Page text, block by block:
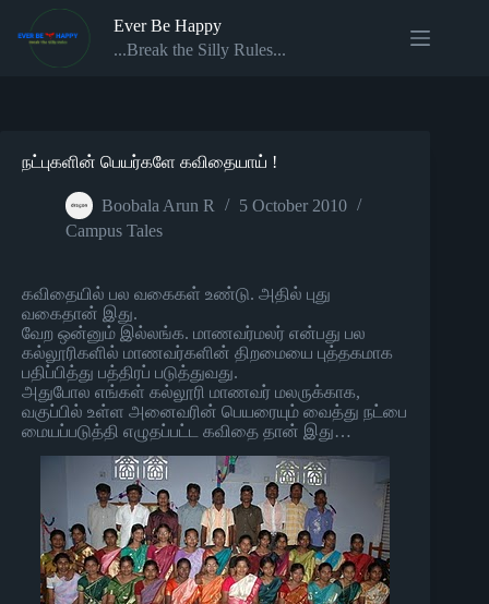
content
Ever Be Happy
...Break the Silly Rules...
நட்புகளின் பெயர்களே கவிதையாய் !
Boobala Arun R
5 October 2010
Campus Tales
கவிதையில் பல வகைகள் உண்டு. அதில் புது
வகைதான் இது.
வேற ஒன்னும் இல்லங்க. மாணவர்மலர் என்பது பல
கல்லூரிகளில் மாணவர்களின் திறமையை புத்தகமாக
பதிப்பித்து பத்திரப் படுத்துவது.
அதுபோல எங்கள் கல்லூரி மாணவர் மலருக்காக,
வகுப்பில் உள்ள அனைவரின் பெயரையும் வைத்து நட்பை
மையப்படுத்தி எழுதப்பட்ட கவிதை தான் இது…